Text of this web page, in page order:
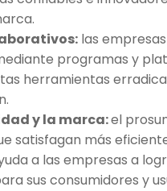
las
programas y
herramientas
y la marca:el
satisfagan más
a las empresas a
sus consumidores y